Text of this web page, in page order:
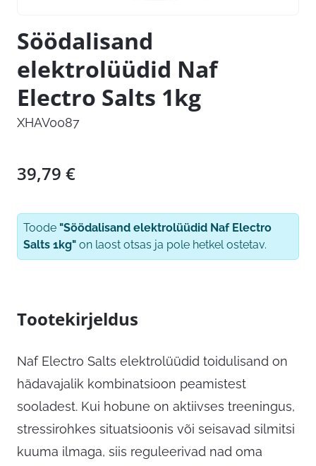
Söödalisand
elektrolüüdid Naf
Electro Salts 1kg
XHAV0087
39,79 €
Toode "Söödalisand elektrolüüdid Naf Electro
Salts 1kg" on laost otsas ja pole hetkel ostetav.
Tootekirjeldus
Naf Electro Salts elektrolüüdid toidulisand on
hädavajalik kombinatsioon peamistest
sooladest. Kui hobune on aktiivses treeningus,
stressirohkes situatsioonis või seisavad silmitsi
kuuma ilmaga, siis reguleerivad nad oma